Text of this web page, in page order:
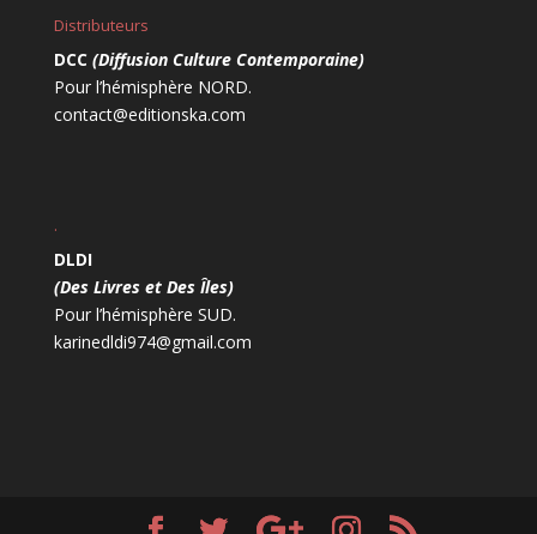
Distributeurs
DCC (Diffusion Culture Contemporaine)
Pour l’hémisphère NORD.
contact@editionska.com
.
DLDI
(Des Livres et Des Îles)
Pour l’hémisphère SUD.
karinedldi974@gmail.com